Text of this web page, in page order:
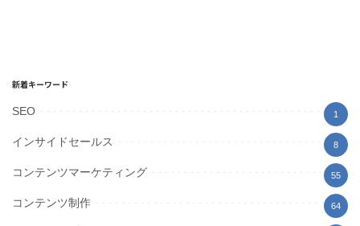
新着キーワード
SEO 1
インサイドセールス 8
コンテンツマーケティング 55
コンテンツ制作 64